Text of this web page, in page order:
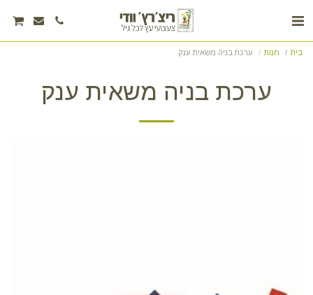
בית חנות ערכת בניה משאית ענק
ערכת בניה משאית ענק